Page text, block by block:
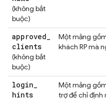
(không bắt
buộc)
approved_
clients
(không bắt
buộc)
Một mảng
khách RP mà
login_
hints
Một mảng
trợ để chỉ định